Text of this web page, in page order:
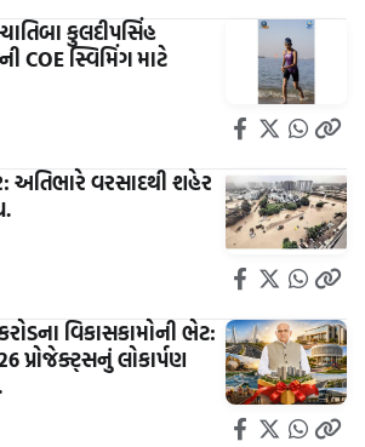
કુલદીપસિંહ
COE સ્વિમિંગ માટે
અતિભારે વરસાદથી શહેર
વિકાસકામોની ભેટ:
પ્રોજેક્ટ્સનું લોકાર્પણ